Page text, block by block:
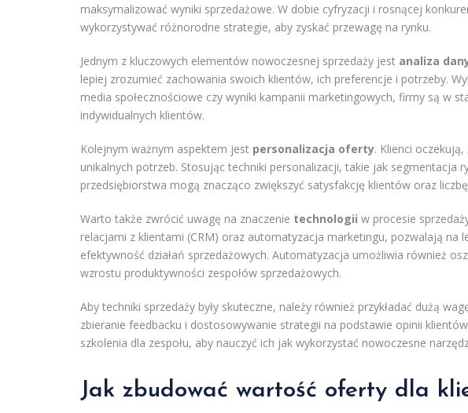
maksymalizować wyniki sprzedażowe. W dobie cyfryzacji i rosnącej
wykorzystywać różnorodne strategie, aby zyskać przewagę na rynku.
Jednym z kluczowych elementów nowoczesnej sprzedaży jest analiza
lepiej zrozumieć zachowania swoich klientów, ich preferencje i potrzeby.
media społecznościowe czy wyniki kampanii marketingowych, firmy są w
indywidualnych klientów.
Kolejnym ważnym aspektem jest personalizacja oferty. Klienci
unikalnych potrzeb. Stosując techniki personalizacji, takie jak segmentacja
przedsiębiorstwa mogą znacząco zwiększyć satysfakcję klientów oraz
Warto także zwrócić uwagę na znaczenie technologii w procesie
relacjami z klientami (CRM) oraz automatyzacja marketingu, pozwalają na
efektywność działań sprzedażowych. Automatyzacja umożliwia również
wzrostu produktywności zespołów sprzedażowych.
Aby techniki sprzedaży były skuteczne, należy również przykładać dużą
zbieranie feedbacku i dostosowywanie strategii na podstawie opinii
szkolenia dla zespołu, aby nauczyć ich jak wykorzystać nowoczesne
Jak zbudować wartość oferty dla